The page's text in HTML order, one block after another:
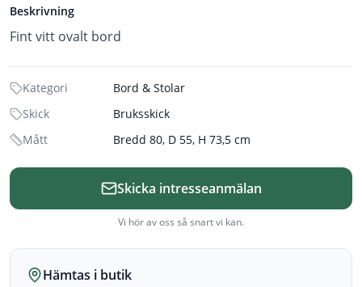
Beskrivning
Kategori
Bord & Stolar
Skick
Bruksskick
Mått
Bredd 80, D 55, H 73,5 cm
Skicka intresseanmälan
Vi hör av oss så snart vi kan.
Hämtas i butik